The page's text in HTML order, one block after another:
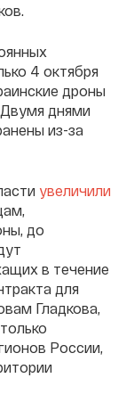
4 октября
дроны
днями
из-за
увеличили
до
в течение
для
Гладкова,
России,